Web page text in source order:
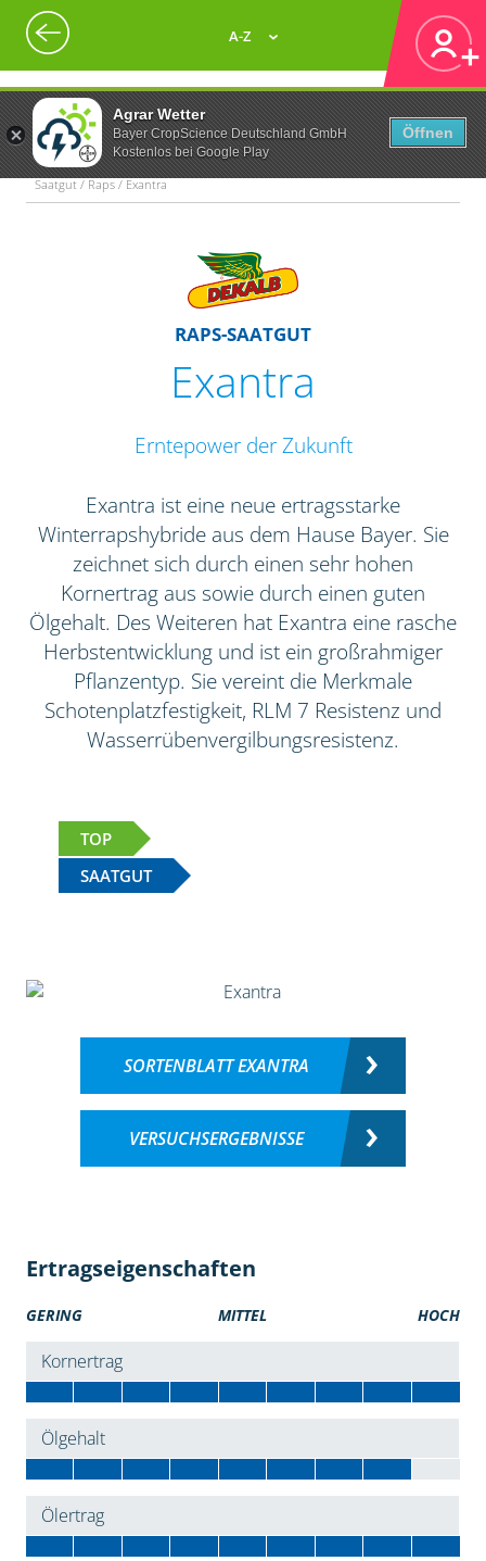
Agrar Wetter
Bayer CropScience Deutschland GmbH
Kostenlos bei Google Play
Öffnen
A-Z
Saatgut / Raps / Exantra
RAPS-SAATGUT
Exantra
Erntepower der Zukunft
Exantra ist eine neue ertragsstarke
Winterrapshybride aus dem Hause Bayer. Sie
zeichnet sich durch einen sehr hohen
Kornertrag aus sowie durch einen guten
Ölgehalt. Des Weiteren hat Exantra eine rasche
Herbstentwicklung und ist ein großrahmiger
Pflanzentyp. Sie vereint die Merkmale
Schotenplatzfestigkeit, RLM 7 Resistenz und
Wasserrübenvergilbungsresistenz.
TOP
SAATGUT
SORTENBLATT EXANTRA
VERSUCHSERGEBNISSE
Ertragseigenschaften
GERING MITTEL HOCH
Kornertrag
Ölgehalt
Ölertrag